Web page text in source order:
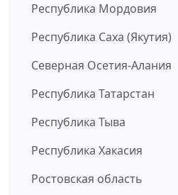
Республика Мордовия
Республика Саха (Якутия)
Северная Осетия-Алания
Республика Татарстан
Республика Тыва
Республика Хакасия
Ростовская область